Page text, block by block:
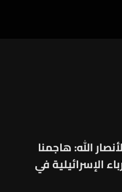
الله: هاجمنا
الإسرائيلية في